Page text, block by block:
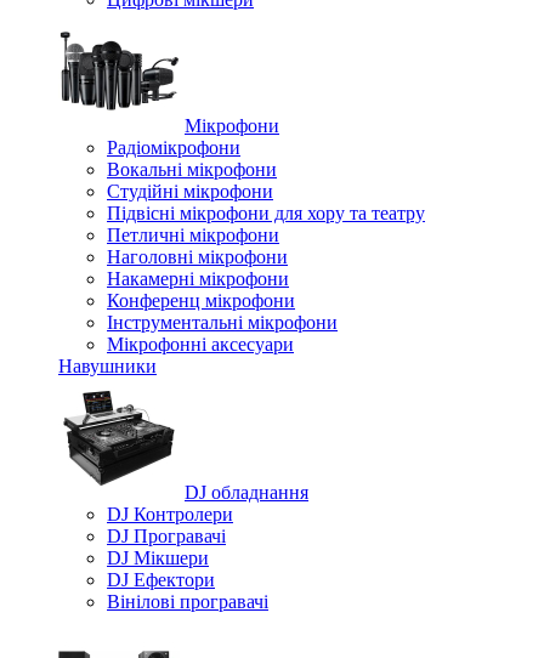
Мікрофони
Радіомікрофони
Вокальні мікрофони
Студійні мікрофони
Підвісні мікрофони для хору та театру
Петличні мікрофони
Наголовні мікрофони
Накамерні мікрофони
Конференц мікрофони
Iнструментальні мікрофони
Мікрофонні аксесуари
Навушники
DJ обладнання
DJ Контролери
DJ Програвачі
DJ Мікшери
DJ Ефектори
Вінілові програвачі